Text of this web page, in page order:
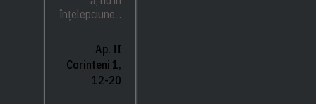
înțelepciune...
Ap. II
Corinteni 1,
12-20